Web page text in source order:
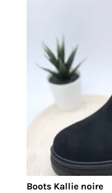
Boots Kallie noire